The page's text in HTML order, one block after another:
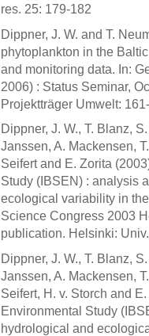
res. 25: 179-182
Dippner, J. W. and T.
phytoplankton in the
and monitoring data. In:
2006) : Status Seminar,
Projektträger Umwelt:
Dippner, J. W., T. Blanz,
Janssen, A. Mackensen,
Seifert and E. Zorita
Study (IBSEN) : analysis
ecological variability in
Science Congress 2003
publication. Helsinki:
Dippner, J. W., T. Blanz,
Janssen, A. Mackensen,
Seifert, H. v. Storch and
Environmental Study
hydrological and